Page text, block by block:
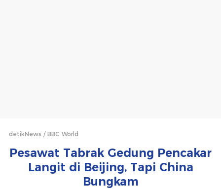
detikNews BBC World
Pesawat Tabrak Gedung Pencakar
Langit di Beijing, Tapi China
Bungkam